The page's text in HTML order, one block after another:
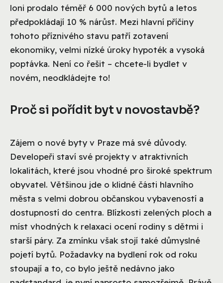
loni prodalo téměř 6 000 nových bytů a letos
předpokládají 10 % nárůst. Mezi hlavní příčiny
tohoto příznivého stavu patří zotavení
ekonomiky, velmi nízké úroky hypoték a vysoká
poptávka. Není co řešit – chcete-li bydlet v
novém, neodkládejte to!
Proč si pořídit byt v novostavbě?
Zájem o nové byty v Praze má své důvody.
Developeři staví své projekty v atraktivních
lokalitách, které jsou vhodné pro široké spektrum
obyvatel. Většinou jde o klidné části hlavního
města s velmi dobrou občanskou vybaveností a
dostupností do centra. Blízkosti zelených ploch a
míst vhodných k relaxaci ocení rodiny s dětmi i
starší páry. Za zmínku však stojí také důmyslné
pojetí bytů. Požadavky na bydlení rok od roku
stoupají a to, co bylo ještě nedávno jako